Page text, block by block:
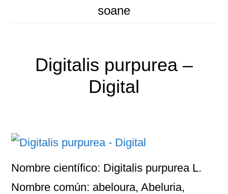
soane
Digitalis purpurea –
Digital
Nombre científico: Digitalis purpurea L.
Nombre común: abeloura, Abeluria,